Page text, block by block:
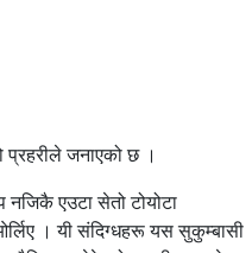
प्रहरीले जनाएको छ ।
नजिकै एउटा सेतो टोयोटा
। यी संदिग्धहरू यस सुकुम्बासी